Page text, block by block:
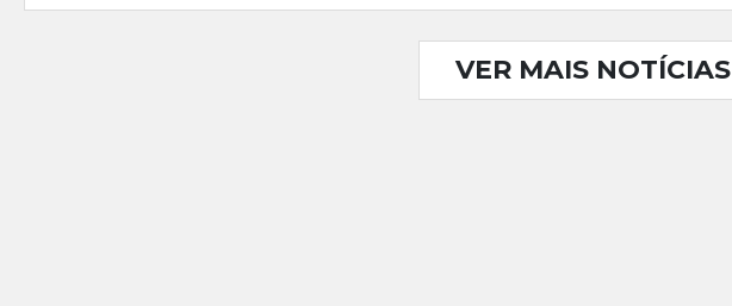
VER MAIS NOTÍCIAS